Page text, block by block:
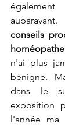
conseils
homéopathe
n'ai plus
bénigne.
dans le
exposition
l'année